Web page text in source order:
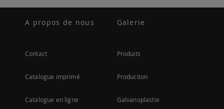
A propos de nous
Contact
Catalogue imprimé
Catalogue en ligne
Galerie
Produits
Production
Galvanoplastie